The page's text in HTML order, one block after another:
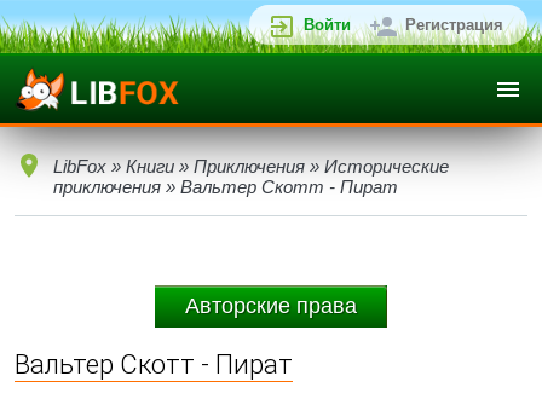
Войти Регистрация
LibFox » Книги » Приключения » Исторические
приключения » Вальтер Скотт - Пират
Авторские права
Вальтер Скотт - Пират